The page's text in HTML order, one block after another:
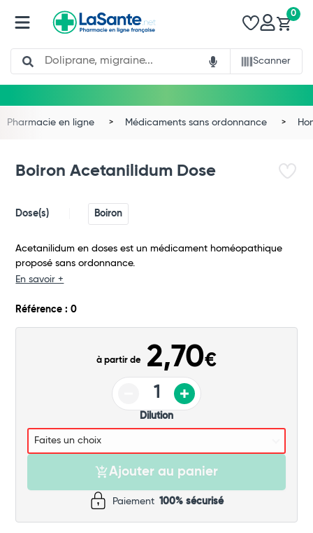
Search
Scanner
0
Total
Pharmacie en ligne Médicaments sans ordonnance
Boiron Acetanilidum Dose
Dose(s) Boiron
Acetanilidum en doses est un médicament homéopathique
proposé sans ordonnance.
En savoir +
Référence : 0
à partir de 2,70€
Dilution
Ajouter au panier
Paiement 100% sécurisé